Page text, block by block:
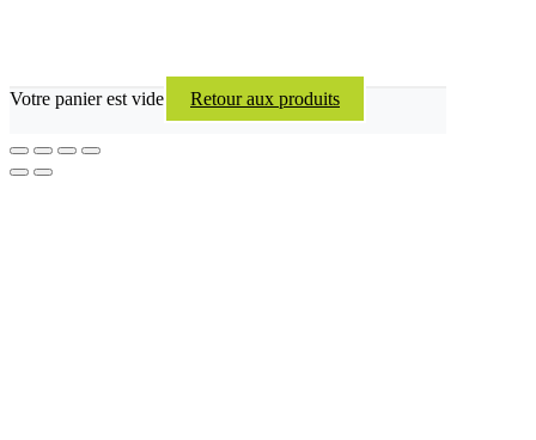
Votre panier est vide Retour aux produits